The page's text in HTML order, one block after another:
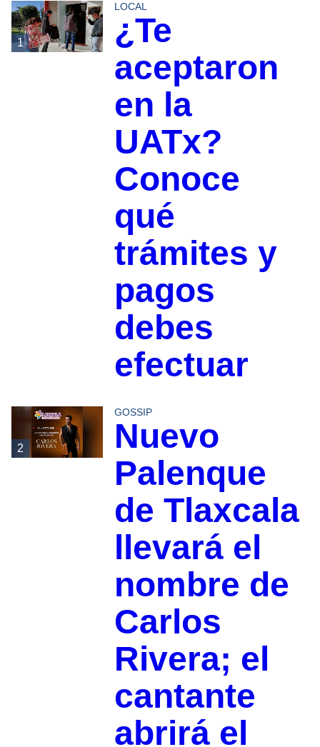
1
LOCAL
¿Te
aceptaron
en la
UATx?
Conoce
qué
trámites y
pagos
debes
efectuar
2
GOSSIP
Nuevo
Palenque
de Tlaxcala
llevará el
nombre de
Carlos
Rivera; el
cantante
abrirá el